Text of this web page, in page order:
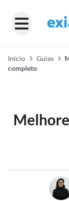
Início Guias
completo